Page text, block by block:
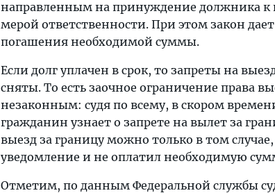
направленным на принуждение должника к
мерой ответственности. При этом закон
погашения необходимой суммы.
Если долг уплачен в срок, то запреты на
сняты. То есть заочное ограничение права
незаконным: судя по всему, в скором
гражданин узнает о запрете на вылет за
выезд за границу можно только в том
уведомление и не оплатил необходимую
Отметим, по данным Федеральной службы